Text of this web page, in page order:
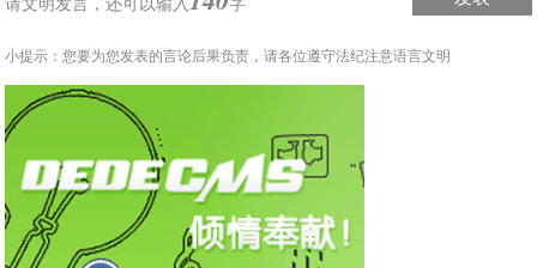
小提示：您要为您发表的言论后果负责，请各位遵守法纪注意语言文明